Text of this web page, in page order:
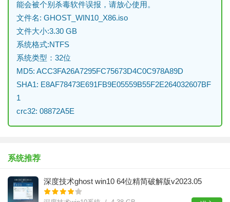
能会被个别杀毒软件误报，请放心使用。
文件名: GHOST_WIN10_X86.iso
文件大小:3.30 GB
系统格式:NTFS
系统类型：32位
MD5: ACC3FA26A7295FC75673D4C0C978A89D
SHA1: E8AF78473E691FB9E05559B55F2E264032607BF
1
crc32: 08872A5E
系统推荐
深度技术ghost win10 64位精简破解版v2023.05